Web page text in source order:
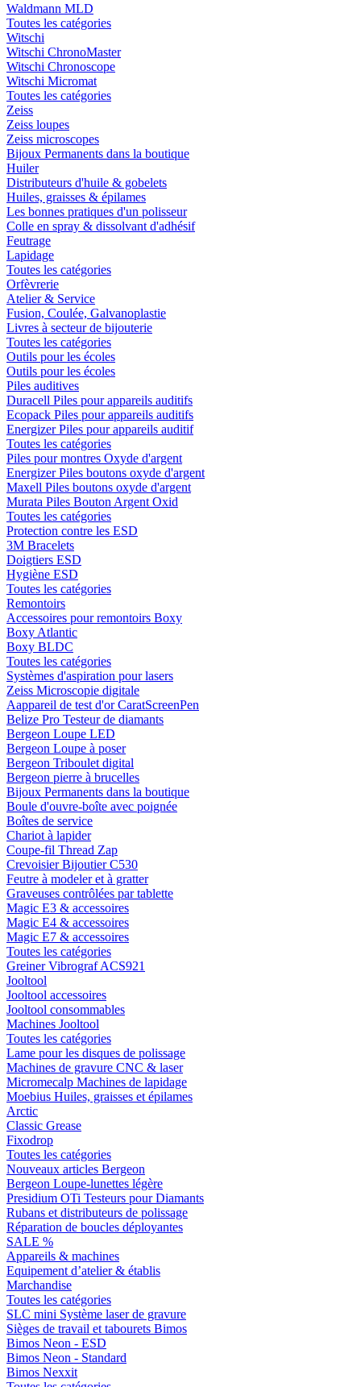
Waldmann MLD
Toutes les catégories
Witschi
Witschi ChronoMaster
Witschi Chronoscope
Witschi Micromat
Toutes les catégories
Zeiss
Zeiss loupes
Zeiss microscopes
Bijoux Permanents dans la boutique
Huiler
Distributeurs d'huile & gobelets
Huiles, graisses & épilames
Les bonnes pratiques d'un polisseur
Colle en spray & dissolvant d'adhésif
Feutrage
Lapidage
Toutes les catégories
Orfèvrerie
Atelier & Service
Fusion, Coulée, Galvanoplastie
Livres à secteur de bijouterie
Toutes les catégories
Outils pour les écoles
Outils pour les écoles
Piles auditives
Duracell Piles pour appareils auditifs
Ecopack Piles pour appareils auditifs
Energizer Piles pour appareils auditif
Toutes les catégories
Piles pour montres Oxyde d'argent
Energizer Piles boutons oxyde d'argent
Maxell Piles boutons oxyde d'argent
Murata Piles Bouton Argent Oxid
Toutes les catégories
Protection contre les ESD
3M Bracelets
Doigtiers ESD
Hygiène ESD
Toutes les catégories
Remontoirs
Accessoires pour remontoirs Boxy
Boxy Atlantic
Boxy BLDC
Toutes les catégories
Systèmes d'aspiration pour lasers
Zeiss Microscopie digitale
Aappareil de test d'or CaratScreenPen
Belize Pro Testeur de diamants
Bergeon Loupe LED
Bergeon Loupe à poser
Bergeon Triboulet digital
Bergeon pierre à brucelles
Bijoux Permanents dans la boutique
Boule d'ouvre-boîte avec poignée
Boîtes de service
Chariot à lapider
Coupe-fil Thread Zap
Crevoisier Bijoutier C530
Feutre à modeler et à gratter
Graveuses contrôlées par tablette
Magic E3 & accessoires
Magic E4 & accessoires
Magic E7 & accessoires
Toutes les catégories
Greiner Vibrograf ACS921
Jooltool
Jooltool accessoires
Jooltool consommables
Machines Jooltool
Toutes les catégories
Lame pour les disques de polissage
Machines de gravure CNC & laser
Micromecalp Machines de lapidage
Moebius Huiles, graisses et épilames
Arctic
Classic Grease
Fixodrop
Toutes les catégories
Nouveaux articles Bergeon
Bergeon Loupe-lunettes légère
Presidium OTi Testeurs pour Diamants
Rubans et distributeurs de polissage
Réparation de boucles déployantes
SALE %
Appareils & machines
Equipement d’atelier & établis
Marchandise
Toutes les catégories
SLC mini Système laser de gravure
Sièges de travail et tabourets Bimos
Bimos Neon - ESD
Bimos Neon - Standard
Bimos Nexxit